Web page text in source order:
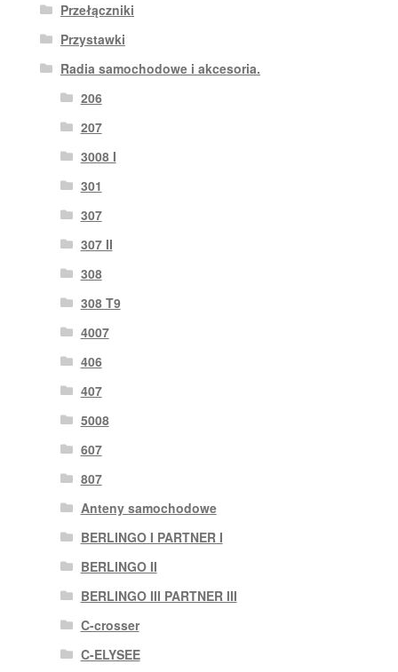
Przełączniki
Przystawki
Radia samochodowe i akcesoria.
206
207
3008 I
301
307
307 II
308
308 T9
4007
406
407
5008
607
807
Anteny samochodowe
BERLINGO I PARTNER I
BERLINGO II
BERLINGO III PARTNER III
C-crosser
C-ELYSEE